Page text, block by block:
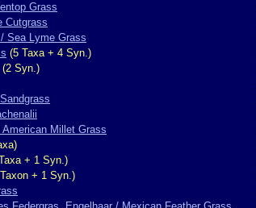
Grass
Cutgrass
Sea Lyme Grass
(5 Taxa + 4 Syn.)
(2 Syn.)
Millet Grass
+ 1 Syn.)
+ 1 Syn.)